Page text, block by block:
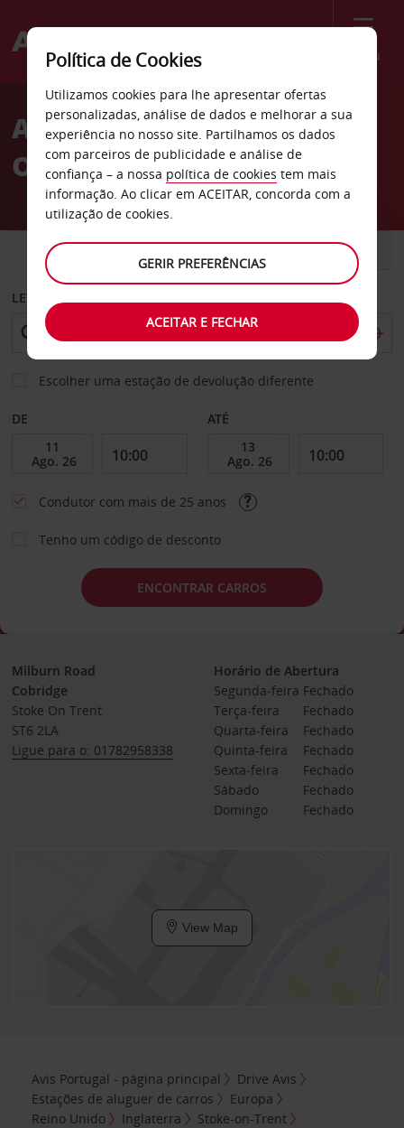
Menu
Welcome
AvisAluguer de carros Stoke-
On-Trent
CARRO COMERCIAIS
LEVANTAR EM
Escolher uma estação de devolução diferente
DE ATÉ
Condutor com mais de 25 anos
Tenho um código de desconto
ENCONTRAR CARROS
Milburn Road
Cobridge
Stoke On Trent
ST6 2LA
Ligue para o: 01782958338
Horário de Abertura
Segunda-feira Fechado
Terça-feira
Fechado
Quarta-feira
Fechado
Quinta-feira
Fechado
Sexta-feira
Fechado
Sábado
Fechado
Domingo
Fechado
View Map
Avis Portugal - página principal
Drive Avis
Estações de aluguer de carros
Europa
Reino Unido
Inglaterra
Stoke-on-Trent
Política de Cookies
Utilizamos cookies para lhe apresentar ofertas
personalizadas, análise de dados e melhorar a sua
experiência no nosso site. Partilhamos os dados
com parceiros de publicidade e análise de
confiança – a nossa política de cookies tem mais
informação. Ao clicar em ACEITAR, concorda com a
utilização de cookies.
GERIR PREFERÊNCIAS
ACEITAR E FECHAR